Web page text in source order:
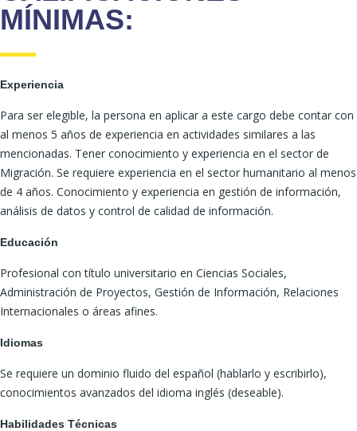
MÍNIMAS:
Experiencia
Para ser elegible, la persona en aplicar a este cargo debe contar con
al menos 5 años de experiencia en actividades similares a las
mencionadas. Tener conocimiento y experiencia en el sector de
Migración. Se requiere experiencia en el sector humanitario al menos
de 4 años. Conocimiento y experiencia en gestión de información,
análisis de datos y control de calidad de información.
Educación
Profesional con título universitario en Ciencias Sociales,
Administración de Proyectos, Gestión de Información, Relaciones
Internacionales o áreas afines.
Idiomas
Se requiere un dominio fluido del español (hablarlo y escribirlo),
conocimientos avanzados del idioma inglés (deseable).
Habilidades Técnicas